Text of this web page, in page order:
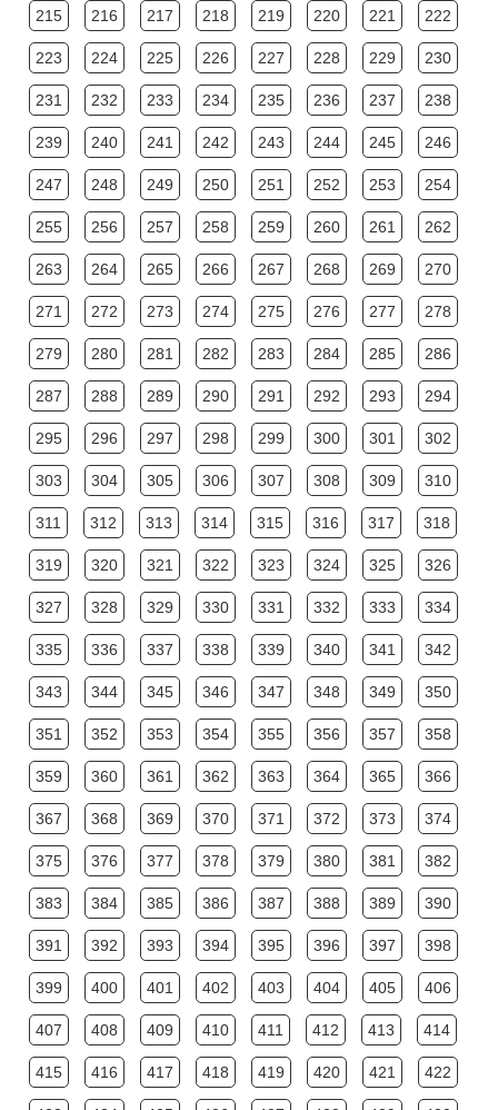
215 216 217 218 219 220 221 222
223 224 225 226 227 228 229 230
231 232 233 234 235 236 237 238
239 240 241 242 243 244 245 246
247 248 249 250 251 252 253 254
255 256 257 258 259 260 261 262
263 264 265 266 267 268 269 270
271 272 273 274 275 276 277 278
279 280 281 282 283 284 285 286
287 288 289 290 291 292 293 294
295 296 297 298 299 300 301 302
303 304 305 306 307 308 309 310
311 312 313 314 315 316 317 318
319 320 321 322 323 324 325 326
327 328 329 330 331 332 333 334
335 336 337 338 339 340 341 342
343 344 345 346 347 348 349 350
351 352 353 354 355 356 357 358
359 360 361 362 363 364 365 366
367 368 369 370 371 372 373 374
375 376 377 378 379 380 381 382
383 384 385 386 387 388 389 390
391 392 393 394 395 396 397 398
399 400 401 402 403 404 405 406
407 408 409 410 411 412 413 414
415 416 417 418 419 420 421 422